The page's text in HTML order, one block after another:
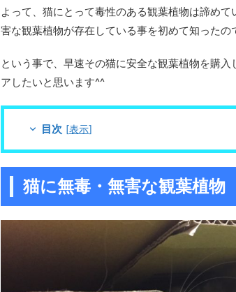
よって、猫にとって毒性のある観葉植物は諦め
害な観葉植物が存在している事を初めて知ったの
という事で、早速その猫に安全な観葉植物を購
アしたいと思います^^
目次 [表示]
猫に無毒・無害な観葉植物